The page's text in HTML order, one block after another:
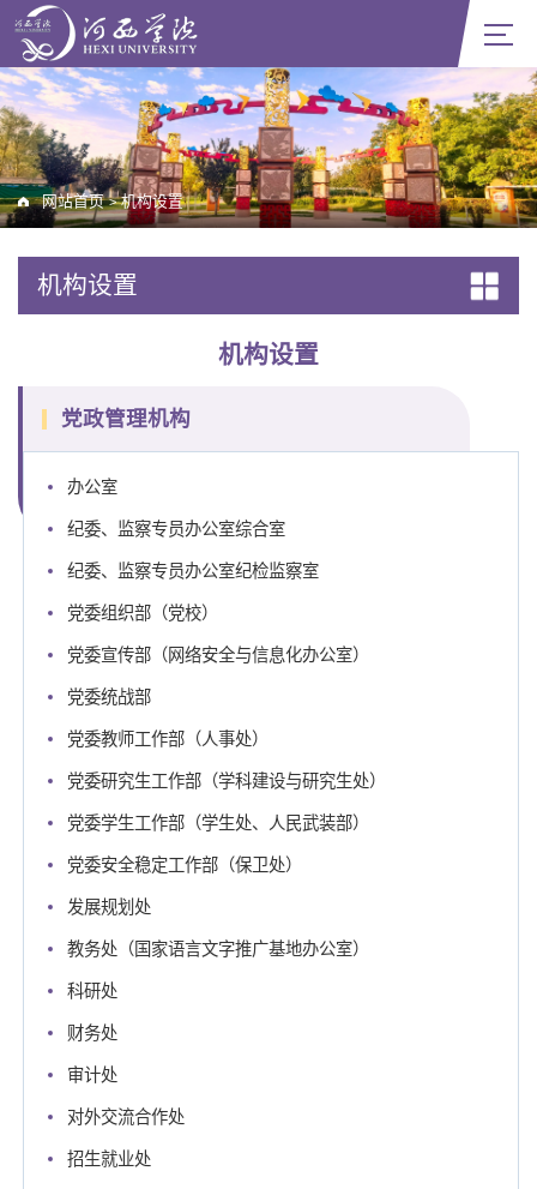
网站首页 > 机构设置
机构设置
机构设置
党政管理机构
办公室
纪委、监察专员办公室综合室
纪委、监察专员办公室纪检监察室
党委组织部（党校）
党委宣传部（网络安全与信息化办公室）
党委统战部
党委教师工作部（人事处）
党委研究生工作部（学科建设与研究生处）
党委学生工作部（学生处、人民武装部）
党委安全稳定工作部（保卫处）
发展规划处
教务处（国家语言文字推广基地办公室）
科研处
财务处
审计处
对外交流合作处
招生就业处